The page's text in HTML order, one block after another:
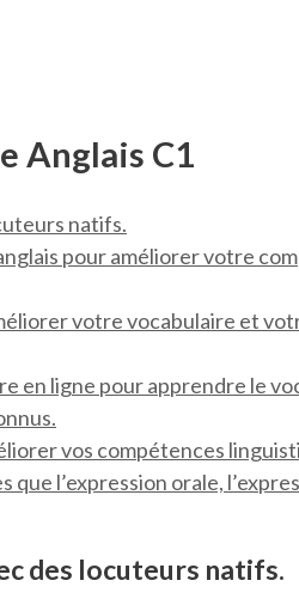
Anglais C1
natifs.
pour améliorer votre
votre vocabulaire et
en ligne pour apprendre le
vos compétences
l’expression orale,
des locuteurs natifs.